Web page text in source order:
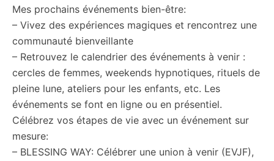
Mes prochains événements bien-être:
– Vivez des expériences magiques et rencontrez une
communauté bienveillante
– Retrouvez le calendrier des événements à venir :
cercles de femmes, weekends hypnotiques, rituels de
pleine lune, ateliers pour les enfants, etc. Les
événements se font en ligne ou en présentiel.
Célébrez vos étapes de vie avec un événement sur
mesure:
– BLESSING WAY: Célébrer une union à venir (EVJF),